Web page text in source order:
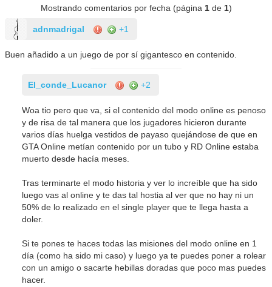
Mostrando comentarios por fecha (página 1de 1)
adnmadrigal +1
Buen añadido a un juego de por sí gigantesco en contenido.
El_conde_Lucanor +2
Woa tio pero que va, si el contenido del modo online es penoso
y de risa de tal manera que los jugadores hicieron durante
varios días huelga vestidos de payaso quejándose de que en
GTA Online metían contenido por un tubo y RD Online estaba
muerto desde hacía meses.
Tras terminarte el modo historia y ver lo increíble que ha sido
luego vas al online y te das tal hostia al ver que no hay ni un
50% de lo realizado en el single player que te llega hasta a
doler.
Si te pones te haces todas las misiones del modo online en 1
día (como ha sido mi caso) y luego ya te puedes poner a rolear
con un amigo o sacarte hebillas doradas que poco mas puedes
hacer.